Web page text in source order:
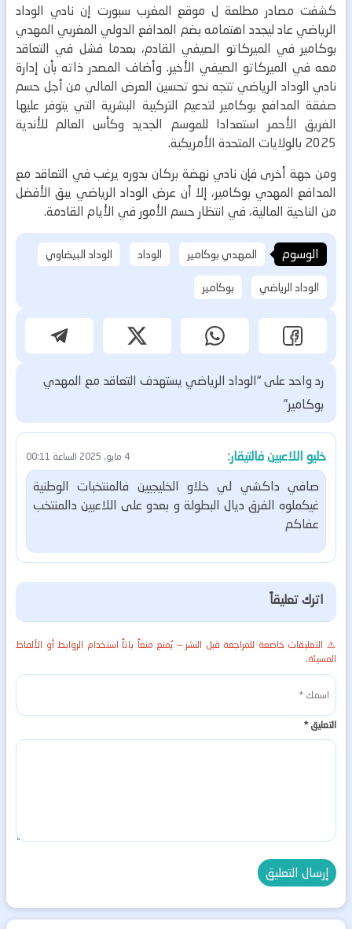
كشفت مصادر مطلعة ل موقع المغرب سبورت إن نادي الوداد
الرياضي عاد ليجدد اهتمامه بضم المدافع الدولي المغربي المهدي
بوكامير في الميركاتو الصيفي القادم، بعدما فشل في التعاقد
معه في الميركاتو الصيفي الأخير. وأضاف المصدر ذاته بأن إدارة
نادي الوداد الرياضي تتجه نحو تحسين العرض المالي من أجل حسم
صفقة المدافع بوكامير لتدعيم التركيبة البشرية التي يتوفر عليها
الفريق الأحمر استعدادا للموسم الجديد وكأس العالم للأندية
2025 بالولايات المتحدة الأمريكية.
ومن جهة أخرى فإن نادي نهضة بركان بدوره يرغب في التعاقد مع
المدافع المهدي بوكامير، إلا أن عرض الوداد الرياضي يبق الأفضل
من الناحية المالية، في انتظار حسم الأمور في الأيام القادمة.
الوسوم المهدي بوكامير الوداد
الوداد البيضاوي
الوداد الرياضي
بوكامير
رد واحد على “الوداد الرياضي يستهدف التعاقد مع المهدي
بوكامير”
خليو اللاعبين فالتيقار: 4 مايو، 2025 الساعة 00:11
صافي داكشي لي خلاو الخليجيين فالمنتخبات الوطنية
غيكملوه الفرق ديال البطولة و بعدو على اللاعبين دالمنتخب
عفاكم
اترك تعليقاً
⚠️ التعليقات خاضعة للمراجعة قبل النشر — يُمنع منعاً باتاً استخدام الروابط أو الألفاظ
المسيئة.
التعليق*